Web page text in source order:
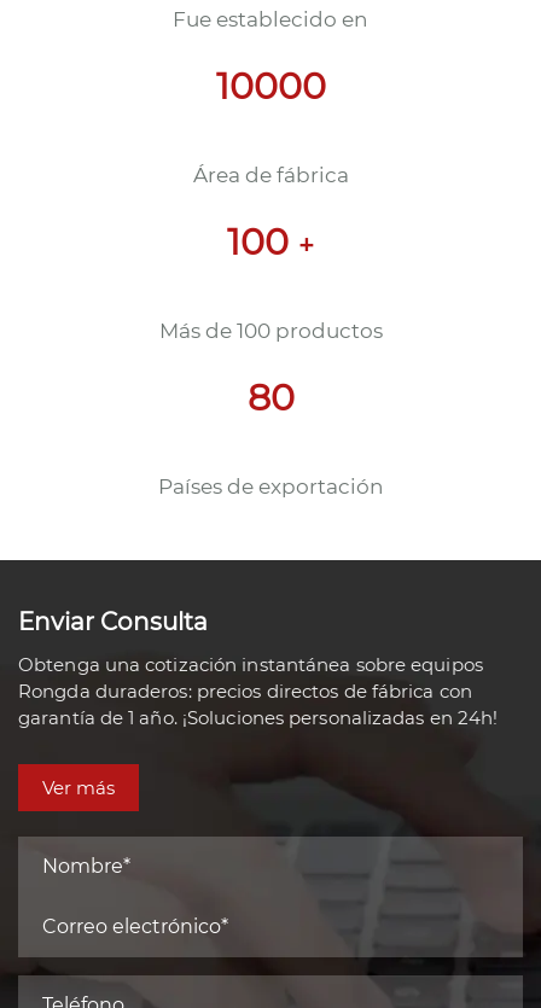
Fue establecido en
10000
Área de fábrica
100 +
Más de 100 productos
80
Países de exportación
Enviar Consulta
Obtenga una cotización instantánea sobre equipos
Rongda duraderos: precios directos de fábrica con
garantía de 1 año. ¡Soluciones personalizadas en 24h!
Ver más